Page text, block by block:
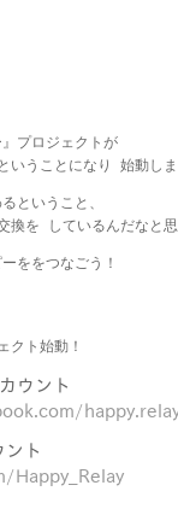
プロジェクトが
いうことになり 始動し
ということ、
換を しているんだなと
ををつなごう！
クト始動！
ウント
ント
Happy_Relay